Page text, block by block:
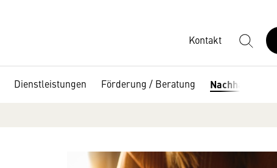
Kontakt
Dienstleistungen Förderung / Beratung